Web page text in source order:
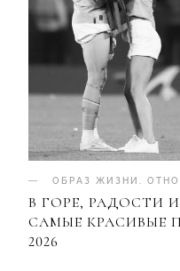
ОБРАЗ ЖИЗНИ
В ГОРЕ, РАДОСТИ
САМЫЕ КРАСИВЫЕ
2026